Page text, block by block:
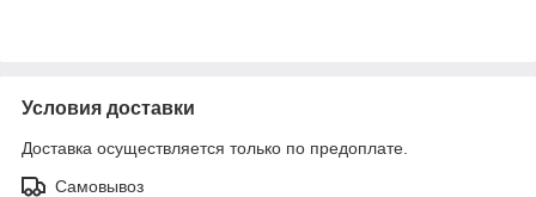
Условия доставки
Доставка осуществляется только по предоплате.
Самовывоз